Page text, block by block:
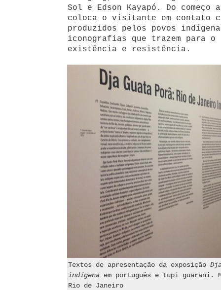
Sol e Edson Kayapó. Do começo
coloca o visitante em contato
produzidos pelos povos
iconografias que trazem para o
existência e resistência.
Textos de apresentação da exposição
indígena em português e tupi guarani.
Rio de Janeiro